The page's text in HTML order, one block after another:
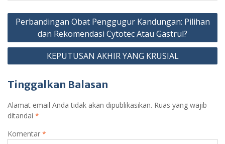
Navigasi
Perbandingan Obat Penggugur Kandungan: Pilihan
dan Rekomendasi Cytotec Atau Gastrul?
KEPUTUSAN AKHIR YANG KRUSIAL
Tinggalkan Balasan
Alamat email Anda tidak akan dipublikasikan. Ruas yang wajib
ditandai *
Komentar *